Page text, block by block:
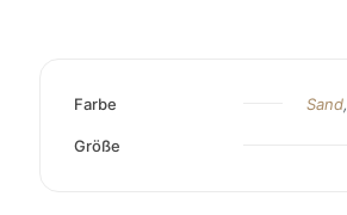
Farbe Sand,
Größe